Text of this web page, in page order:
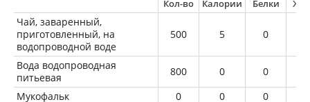
Кол-во Калории Белки
Чай, заваренный,
приготовленный, на
водопроводной воде
500 5 0
Вода водопроводная
питьевая
800 0 0
Мукофальк
0 0 0